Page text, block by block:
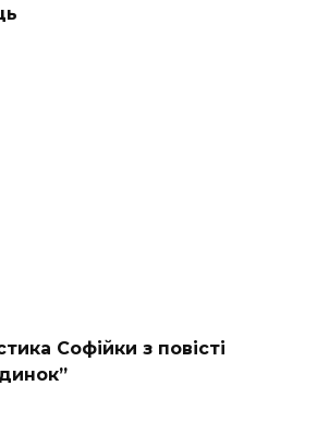
Софійки з повісті